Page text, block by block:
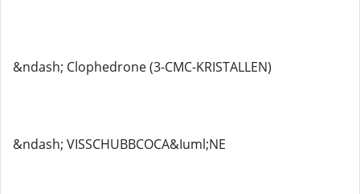
&ndash; Clophedrone (3-CMC-KRISTALLEN)
&ndash; VISSCHUBBCOCA&Iuml;NE